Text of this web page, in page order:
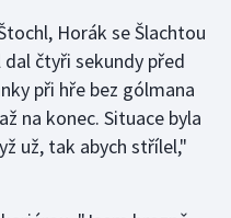
Horák se Šlachtou
čtyři sekundy před
při hře bez gólmana
na konec. Situace byla
už, tak abych střílel,"